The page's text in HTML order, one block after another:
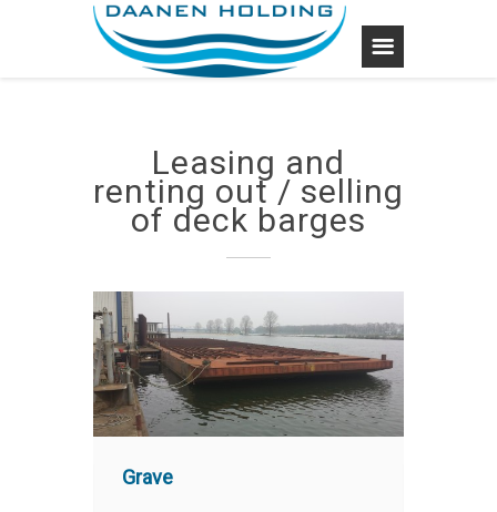
Leasing and
renting out / selling
of deck barges
Grave